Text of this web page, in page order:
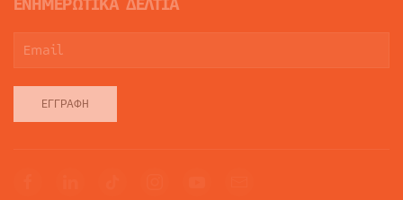
ΕΓΓΡΑΦΉ